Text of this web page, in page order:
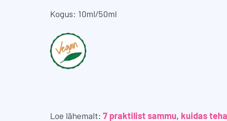
Kogus: 10ml/50ml
Loe lähemalt: 7 praktilist sammu, kuidas